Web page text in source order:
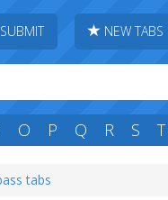
SUBMIT NEW TABS
O P Q R S T
tabs